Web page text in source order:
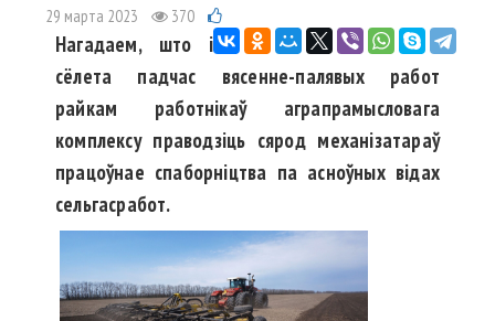
29 марта 2023 370
Нагадаем, што і
сёлета падчас вясенне-палявых работ
райкам работнікаў аграпрамысловага
комплексу праводзіць сярод механізатараў
працоўнае спаборніцтва па асноўных відах
сельгасработ.